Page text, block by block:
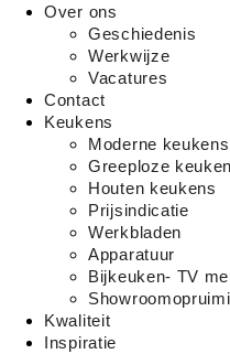
Over ons
Geschiedenis
Werkwijze
Vacatures
Contact
Keukens
Moderne keukens
Greeploze
Houten keukens
Prijsindicatie
Werkbladen
Apparatuur
Bijkeuken- TV
Kwaliteit
Inspiratie